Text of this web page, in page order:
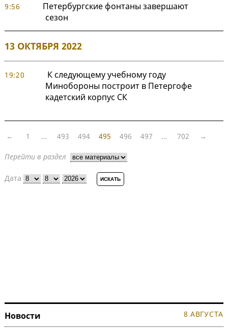
9:56
Петербургские фонтаны завершают
сезон
13 ОКТЯБРЯ 2022
19:20
К следующему учебному году
Минобороны построит в Петергофе
кадетский корпус СК
← 1 … 493 494 495 496 497 … 702 →
Перейти в раздел
Дата
Новости 8 АВГУСТА